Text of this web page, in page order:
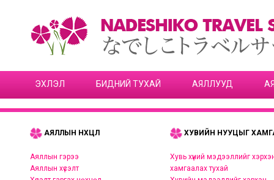
ЭХЛЭЛ БИДНИЙ ТУХАЙ АЯЛЛУУД
АЯЛЛЫН НӨХЦӨЛ
Аяллын гэрээ
Аяллын хүсэлт
ХУВИЙН НУУЦЫГ
Хувь хүний мэдээллийг
хамгаалах тухай